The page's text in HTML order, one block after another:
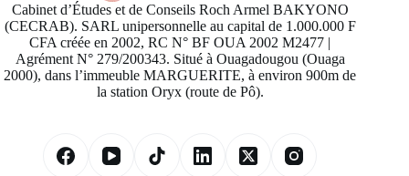
Cabinet d’Études et de Conseils Roch Armel BAKYONO
(CECRAB). SARL unipersonnelle au capital de 1.000.000 F
CFA créée en 2002, RC N° BF OUA 2002 M2477 |
Agrément N° 279/200343. Situé à Ouagadougou (Ouaga
2000), dans l’immeuble MARGUERITE, à environ 900m de
la station Oryx (route de Pô).